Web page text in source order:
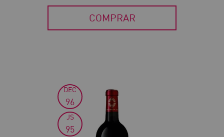
COMPRAR
DEC
96
JS
95